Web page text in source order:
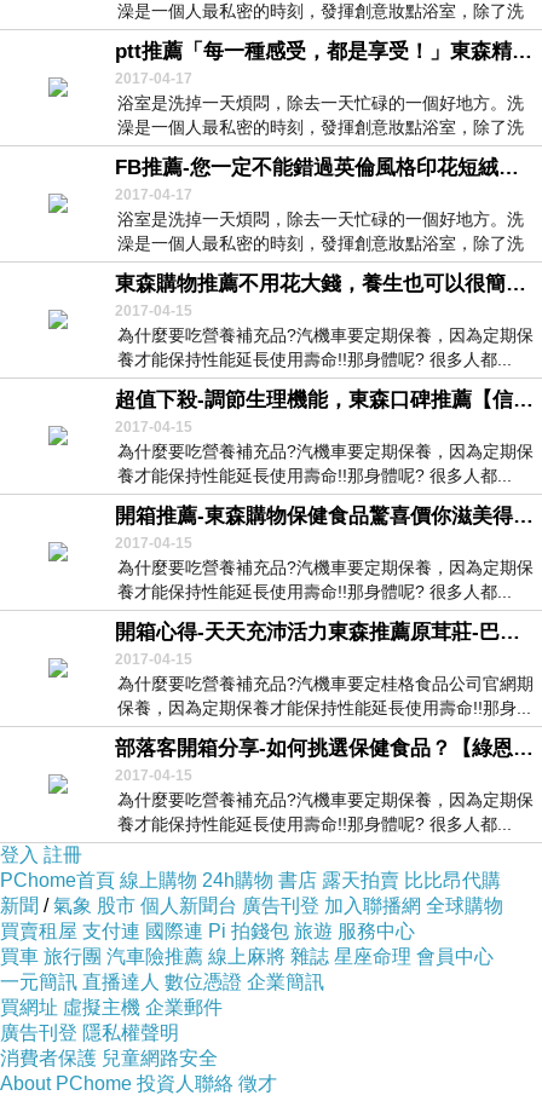
澡是一個人最私密的時刻，發揮創意妝點浴室，除了洗
去煩...
ptt推薦「每一種感受，都是享受！」東森精選【法式寢飾花季】優雅生活-Disney純棉舒柔海灘巾(禮物米妮)
2017-04-17
浴室是洗掉一天煩悶，除去一天忙碌的一個好地方。洗
澡是一個人最私密的時刻，發揮創意妝點浴室，除了洗
去煩...
FB推薦-您一定不能錯過英倫風格印花短絨毛地墊地毯宜家廚房廁所門腳墊床邊陽台飄窗玄關
2017-04-17
浴室是洗掉一天煩悶，除去一天忙碌的一個好地方。洗
澡是一個人最私密的時刻，發揮創意妝點浴室，除了洗
去煩...
東森購物推薦不用花大錢，養生也可以很簡單-日本TANITA十合一女性減重模式體組成計(體脂計)BC750-白色
2017-04-15
為什麼要吃營養補充品?汽機車要定期保養，因為定期保
養才能保持性能延長使用壽命!!那身體呢? 很多人都...
超值下殺-調節生理機能，東森口碑推薦【信東生技】蔬果綜合纖維錠3入組
2017-04-15
為什麼要吃營養補充品?汽機車要定期保養，因為定期保
養才能保持性能延長使用壽命!!那身體呢? 很多人都...
開箱推薦-東森購物保健食品驚喜價你滋美得女性專用維他命2瓶
2017-04-15
為什麼要吃營養補充品?汽機車要定期保養，因為定期保
養才能保持性能延長使用壽命!!那身體呢? 很多人都...
開箱心得-天天充沛活力東森推薦原茸莊-巴西蘑菇養生飲(15包入-盒,共1盒)
2017-04-15
為什麼要吃營養補充品?汽機車要定桂格食品公司官網期
保養，因為定期保養才能保持性能延長使用壽命!!那身...
部落客開箱分享-如何挑選保健食品？【綠恩生醫】月來月順利-每日鐵複方加強錠9入組
2017-04-15
為什麼要吃營養補充品?汽機車要定期保養，因為定期保
養才能保持性能延長使用壽命!!那身體呢? 很多人都...
登入 註冊
PChome首頁 線上購物 24h購物 書店 露天拍賣 比比昂代購
新聞 /氣象 股市 個人新聞台 廣告刊登 加入聯播網 全球購物
買賣租屋 支付連 國際連 Pi 拍錢包 旅遊 服務中心
買車 旅行團 汽車險推薦 線上麻將 雜誌 星座命理 會員中心
一元簡訊 直播達人 數位憑證 企業簡訊
買網址 虛擬主機 企業郵件
廣告刊登 隱私權聲明
消費者保護 兒童網路安全
About PChome 投資人聯絡 徵才